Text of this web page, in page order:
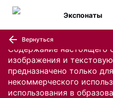
Содержание настоящего
изображения и
предназначено только
некоммерческого
использования в
Экспонаты
Вернуться